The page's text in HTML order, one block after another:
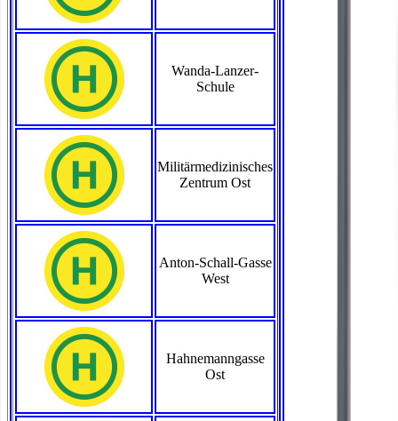
Wanda-Lanzer-
Schule
Militärmedizinisches
Zentrum Ost
Anton-Schall-Gasse
West
Hahnemanngasse
Ost